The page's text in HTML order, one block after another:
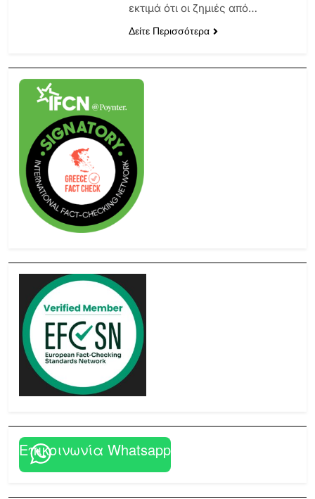
εκτιμά ότι οι ζημιές από…
Δείτε Περισσότερα
Επικοινωνία Whatsapp